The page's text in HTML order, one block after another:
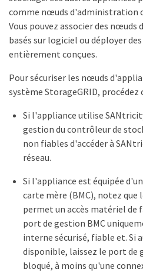
comme nœuds d'administration
Vous pouvez associer des nœuds
basés sur logiciel ou déployer
entièrement conçues.
Pour sécuriser les nœuds
système StorageGRID, procédez
Si l'appliance utilise
gestion du contrôleur de
non fiables d'accéder à
réseau.
Si l'appliance est équipée
carte mère (BMC), notez que
permet un accès matériel de
port de gestion BMC
interne sécurisé, fiable et. Si
disponible, laissez le port de
bloqué, à moins qu'une